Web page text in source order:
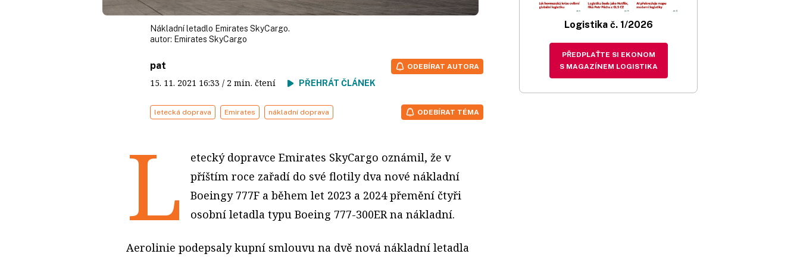
Nákladní letadlo Emirates SkyCargo.
autor: Emirates SkyCargo
pat
15. 11. 2021 16:33 / 2 min. čtení PŘEHRÁT ČLÁNEK
ODEBÍRAT AUTORA
letecká doprava Emirates nákladní doprava ODEBÍRAT TÉMA
L
etecký dopravce Emirates SkyCargo oznámil, že v
příštím roce zařadí do své flotily dva nové nákladní
Boeingy 777F a během let 2023 a 2024 přemění čtyři
osobní letadla typu Boeing 777-300ER na nákladní.
Aerolinie podepsaly kupní smlouvu na dvě nová nákladní letadla
Logistika č. 1/2026
PŘEDPLAŤTE SI EKONOM
S MAGAZÍNEM LOGISTIKA